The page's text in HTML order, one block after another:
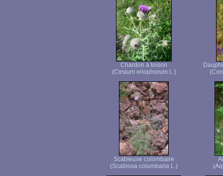
Chardon à toison
(Cirsium eriophorum L.)
Scabieuse colombaire
(Scabiosa columbaria L.)